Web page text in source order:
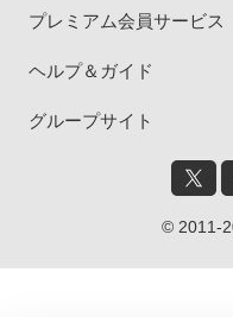
プレミアム会員サービス
ヘルプ＆ガイド
グループサイト
© 2011-